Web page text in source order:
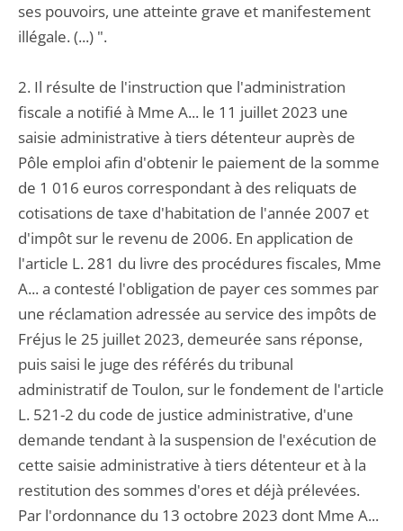
ses pouvoirs, une atteinte grave et manifestement
illégale. (...) ".
2. Il résulte de l'instruction que l'administration
fiscale a notifié à Mme A... le 11 juillet 2023 une
saisie administrative à tiers détenteur auprès de
Pôle emploi afin d'obtenir le paiement de la somme
de 1 016 euros correspondant à des reliquats de
cotisations de taxe d'habitation de l'année 2007 et
d'impôt sur le revenu de 2006. En application de
l'article L. 281 du livre des procédures fiscales, Mme
A... a contesté l'obligation de payer ces sommes par
une réclamation adressée au service des impôts de
Fréjus le 25 juillet 2023, demeurée sans réponse,
puis saisi le juge des référés du tribunal
administratif de Toulon, sur le fondement de l'article
L. 521-2 du code de justice administrative, d'une
demande tendant à la suspension de l'exécution de
cette saisie administrative à tiers détenteur et à la
restitution des sommes d'ores et déjà prélevées.
Par l'ordonnance du 13 octobre 2023 dont Mme A...